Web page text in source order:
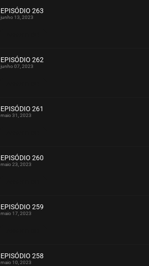
EPISÓDIO 263
junho 13, 2023
EPISÓDIO 262
junho 07, 2023
EPISÓDIO 261
maio 31, 2023
EPISÓDIO 260
maio 23, 2023
EPISÓDIO 259
maio 17, 2023
EPISÓDIO 258
maio 10, 2023